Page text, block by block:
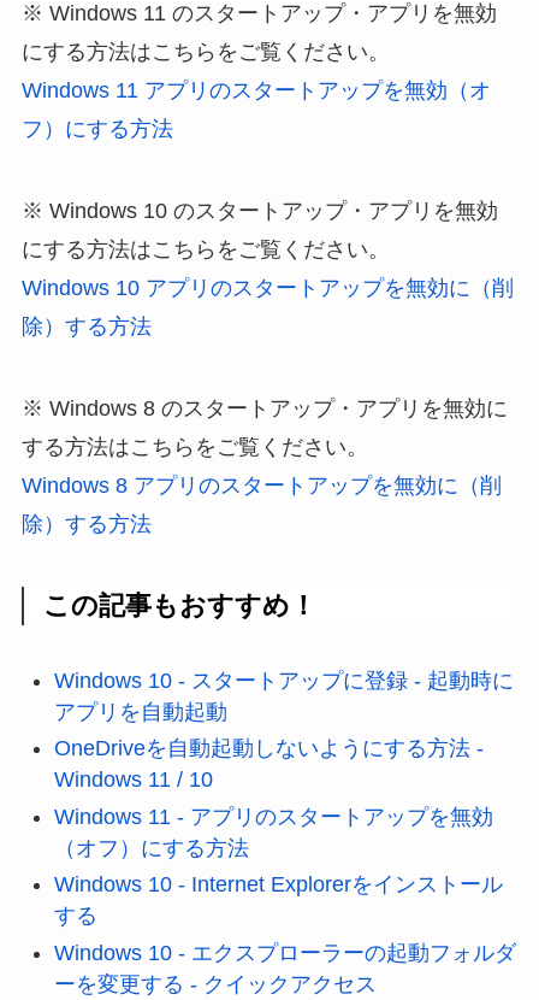
※ Windows 11 のスタートアップ・アプリを無効
にする方法はこちらをご覧ください。
Windows 11 アプリのスタートアップを無効（オ
フ）にする方法
※ Windows 10 のスタートアップ・アプリを無効
にする方法はこちらをご覧ください。
Windows 10 アプリのスタートアップを無効に（削
除）する方法
※ Windows 8 のスタートアップ・アプリを無効に
する方法はこちらをご覧ください。
Windows 8 アプリのスタートアップを無効に（削
除）する方法
この記事もおすすめ！
Windows 10 - スタートアップに登録 - 起動時に
アプリを自動起動
OneDriveを自動起動しないようにする方法 -
Windows 11 / 10
Windows 11 - アプリのスタートアップを無効
（オフ）にする方法
Windows 10 - Internet Explorerをインストール
する
Windows 10 - エクスプローラーの起動フォルダ
ーを変更する - クイックアクセス